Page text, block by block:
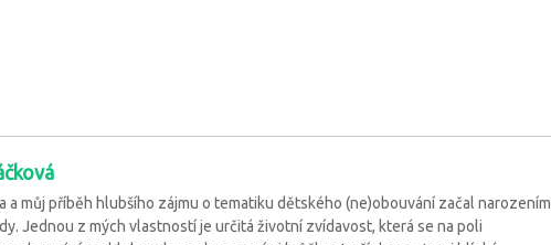
a můj příběh hlubšího zájmu o tematiku dětského (ne)obouvání začal narozením
Jednou z mých vlastností je určitá životní zvídavost, která se na poli